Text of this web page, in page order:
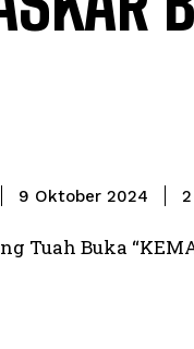
9 Oktober 2024 2
Tuah Buka